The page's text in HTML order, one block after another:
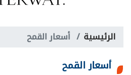
الرئيسية أسعار القمح
أسعار القمح